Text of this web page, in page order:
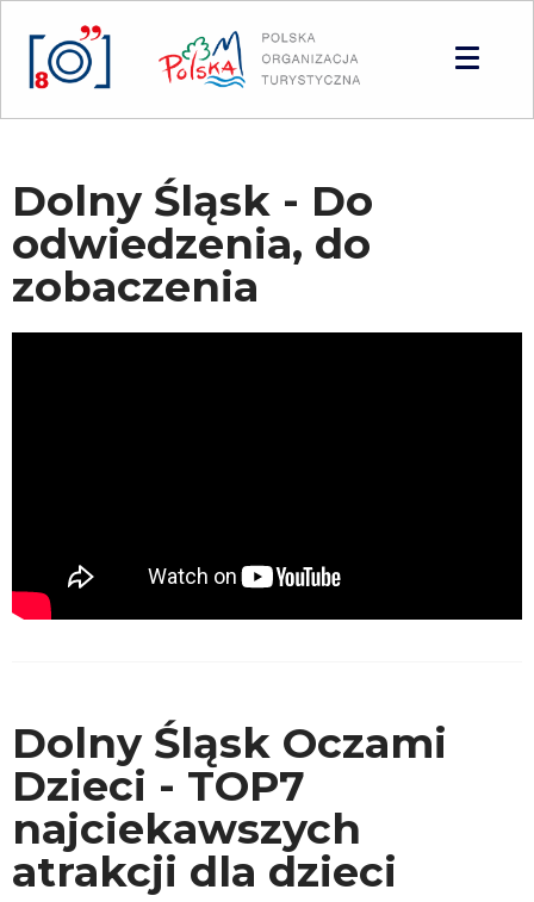
Dolny Śląsk - Do
odwiedzenia, do
zobaczenia
Dolny Śląsk Oczami
Dzieci - TOP7
najciekawszych
atrakcji dla dzieci